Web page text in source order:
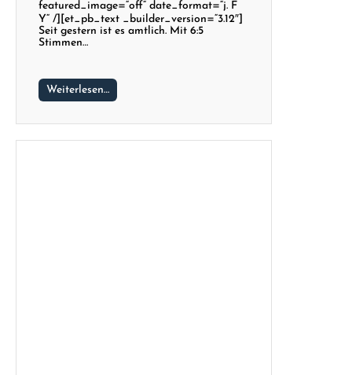
featured_image=“off“ date_format=“j. F
Y“ /][et_pb_text _builder_version=“3.12″]
Seit gestern ist es amtlich. Mit 6:5
Stimmen…
Weiterlesen…